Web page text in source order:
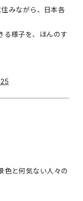
みながら、日本各
る様子を、ほんのす
色と何気ない人々の